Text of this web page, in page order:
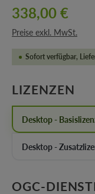
338,00 €
Preise exkl. MwSt.
Sofort verfügbar,
LIZENZEN
Desktop -
Desktop -
OGC-